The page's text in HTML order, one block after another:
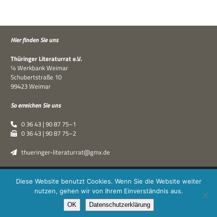
Hier fin­den Sie uns
Thü­rin­ger Lite­ra­tur­rat e.V.
℅ Werk­bank Weimar
Schu­bert­straße 10
99423 Weimar
So errei­chen Sie uns
0 36 43 | 90 87 75–1
0 36 43 | 90 87 75–2
thueringer-literaturrat@gmx.de
Thüringer Literaturrat e.V. | © 2019–2026 ·XPDT : Marken &
Kommunikation|Impressum·Datenschutz
Diese Website benutzt Cookies. Wenn Sie die Website weiter
nutzen, gehen wir von Ihrem Einverständnis aus.
OK Datenschutzerklärung